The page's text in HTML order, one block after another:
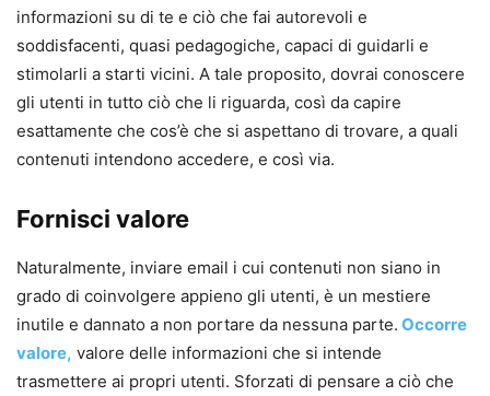
informazioni su di te e ciò che fai autorevoli e
soddisfacenti, quasi pedagogiche, capaci di guidarli e
stimolarli a starti vicini. A tale proposito, dovrai conoscere
gli utenti in tutto ciò che li riguarda, così da capire
esattamente che cos’è che si aspettano di trovare, a quali
contenuti intendono accedere, e così via.
Fornisci valore
Naturalmente, inviare email i cui contenuti non siano in
grado di coinvolgere appieno gli utenti, è un mestiere
inutile e dannato a non portare da nessuna parte. Occorre
valore, valore delle informazioni che si intende
trasmettere ai propri utenti. Sforzati di pensare a ciò che